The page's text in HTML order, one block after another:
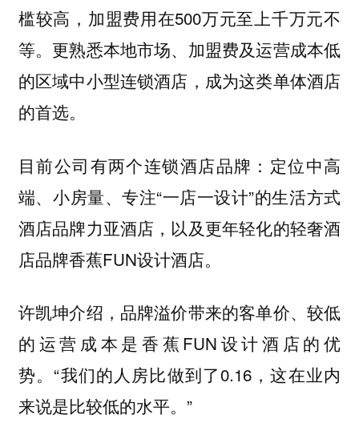
槛较高，加盟费用在500万元至上千万元不
等。更熟悉本地市场、加盟费及运营成本低
的区域中小型连锁酒店，成为这类单体酒店
的首选。
目前公司有两个连锁酒店品牌：定位中高
端、小房量、专注“一店一设计”的生活方式
酒店品牌力亚酒店，以及更年轻化的轻奢酒
店品牌香蕉FUN设计酒店。
许凯坤介绍，品牌溢价带来的客单价、较低
的运营成本是香蕉FUN设计酒店的优
势。“我们的人房比做到了0.16，这在业内
来说是比较低的水平。”